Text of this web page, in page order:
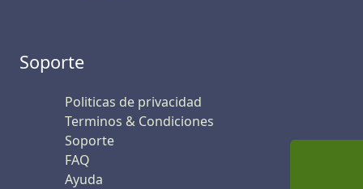
Soporte
Politicas de privacidad
Terminos & Condiciones
Soporte
FAQ
Ayuda